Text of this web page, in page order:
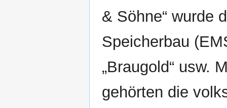
& Söhne“ wurde
Speicherbau
„Braugold“ usw.
gehörten die